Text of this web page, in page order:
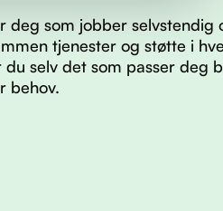
deg som jobber selvstendig
tjenester og støtte i
du selv det som passer deg
behov.